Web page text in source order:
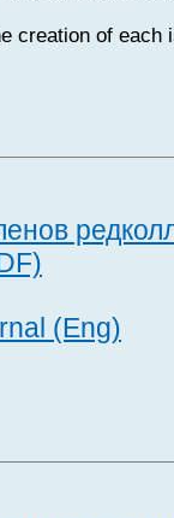
creation of each
(Eng)